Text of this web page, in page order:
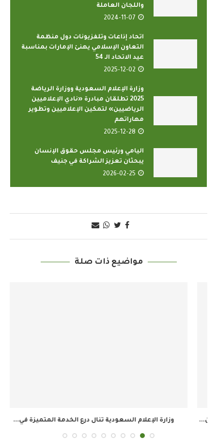
واللجان العاملة
2024-11-07
اتحاد إذاعات وتلفزيونات دول منظمة
التعاون الإسلامي يهنئ الإمارات بمناسبة
عيد الاتحاد الـ 54
2025-12-02
وزارة الإعلام السعودية ووزارة الرياضة
2025 تطلقان مبادرة «نادي الإعلاميين
الرياضيين» لتمكين الإعلاميين وتطوير
مهاراتهم
2025-12-28
اليامي ورئيس مجلس حقوق الإنسان
يبحثان تعزيز الشراكة في جنيف
2026-02-25
مواضيع ذات صلة
وزارة الإعلام السعودية تنال درع الخدمة المتميزة في...